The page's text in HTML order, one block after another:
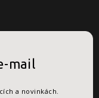
mail
a novinkách.